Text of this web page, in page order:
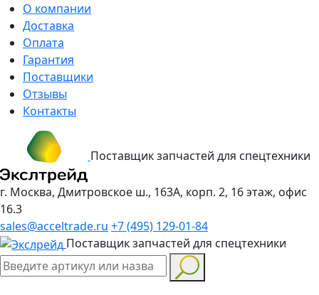
О компании
Доставка
Оплата
Гарантия
Поставщики
Отзывы
Контакты
Поставщик запчастей для спецтехники
г. Москва, Дмитровское ш., 163А, корп. 2, 16 этаж, офис
16.3
sales@acceltrade.ru +7 (495) 129-01-84
Поставщик запчастей для спецтехники